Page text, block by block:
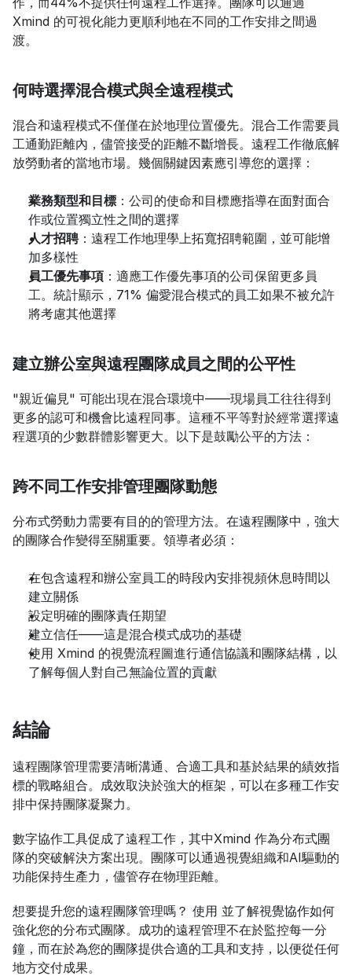
Xmind 的可視化能力更順利地在不同的工作安排之間過
渡。
何時選擇混合模式與全遠程模式
混合和遠程模式不僅僅在於地理位置優先。混合工作需要員
工通勤距離內，儘管接受的距離不斷增長。遠程工作徹底解
放勞動者的當地市場。幾個關鍵因素應引導您的選擇：
業務類型和目標 ：公司的使命和目標應指導在面對面合
作或位置獨立性之間的選擇
人才招聘：遠程工作地理學上拓寬招聘範圍，並可能增
加多樣性
員工優先事項 ：適應工作優先事項的公司保留更多員
工。統計顯示，71% 偏愛混合模式的員工如果不被允許
將考慮其他選擇
建立辦公室與遠程團隊成員之間的公平性
"親近偏見" 可能出現在混合環境中——現場員工往往得到
更多的認可和機會比遠程同事。這種不平等對於經常選擇遠
程選項的少數群體影響更大。以下是鼓勵公平的方法：
跨不同工作安排管理團隊動態
分布式勞動力需要有目的的管理方法。在遠程團隊中，強大
的團隊合作變得至關重要。領導者必須：
在包含遠程和辦公室員工的時段內安排視頻休息時間以
建立關係
設定明確的團隊責任期望
建立信任——這是混合模式成功的基礎
使用 Xmind 的視覺流程圖進行通信協議和團隊結構，以
了解每個人對自己無論位置的貢獻
結論
遠程團隊管理需要清晰溝通、合適工具和基於結果的績效指
標的戰略組合。成效取決於強大的框架，可以在多種工作安
排中保持團隊凝聚力。
數字協作工具促成了遠程工作，其中Xmind 作為分布式團
隊的突破解決方案出現。團隊可以通過視覺組織和AI驅動的
功能保持生產力，儘管存在物理距離。
想要提升您的遠程團隊管理嗎？ 使用 並了解視覺協作如何
強化您的分布式團隊。成功的遠程管理不在於監控每一分
鐘，而在於為您的團隊提供合適的工具和支持，以便從任何
地方交付成果。